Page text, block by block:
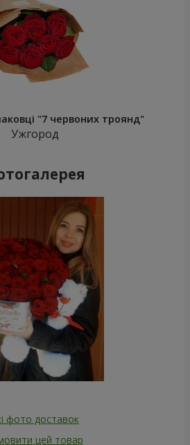
"7 червоних троянд"
Ужгород
фото доставок
цей товар